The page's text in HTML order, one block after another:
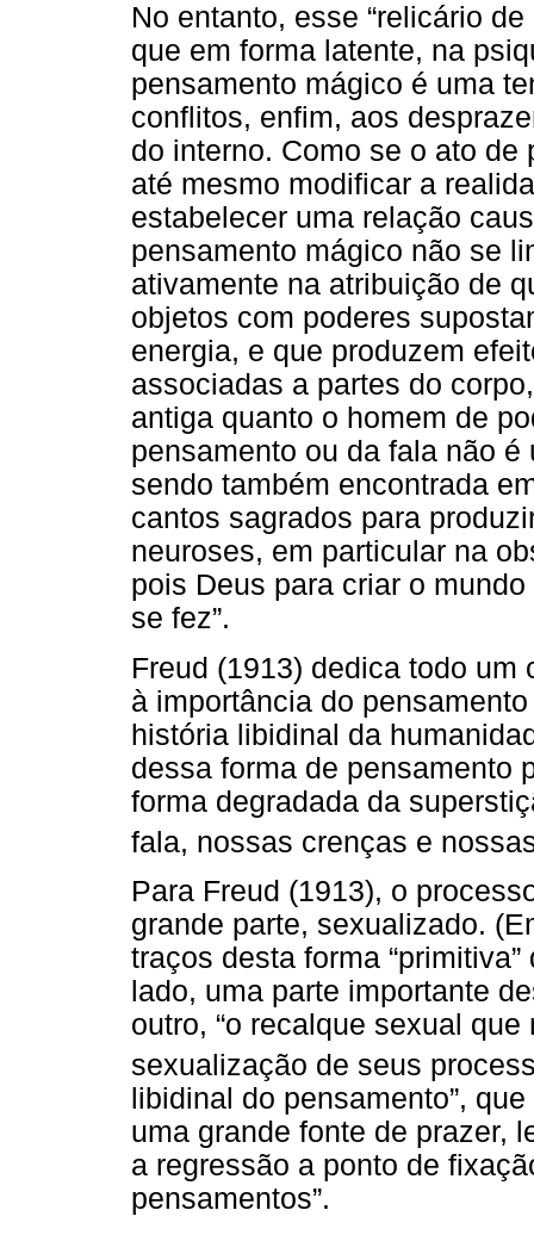
No entanto, esse “relicário
que em forma latente, na
pensamento mágico é uma
conflitos, enfim, aos
do interno. Como se o ato
até mesmo modificar a
estabelecer uma relação
pensamento mágico não se
ativamente na atribuição de
objetos com poderes
energia, e que produzem
associadas a partes do
antiga quanto o homem de
pensamento ou da fala não
sendo também encontrada
cantos sagrados para
neuroses, em particular na
pois Deus para criar o mundo
se fez”.
Freud (1913) dedica todo
à importância do
história libidinal da
dessa forma de pensamento
forma degradada da
fala, nossas crenças e
Para Freud (1913), o
grande parte, sexualizado.
traços desta forma
lado, uma parte importante
outro, “o recalque sexual
sexualização de seus
libidinal do pensamento”,
uma grande fonte de prazer,
a regressão a ponto de
pensamentos”.